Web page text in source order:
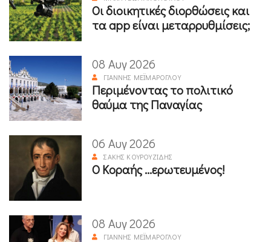
Οι διοικητικές διορθώσεις και
τα app είναι μεταρρυθμίσεις;
08 Αυγ 2026
ΓΙΆΝΝΗΣ ΜΕΪΜΆΡΟΓΛΟΥ
Περιμένοντας το πολιτικό
θαύμα της Παναγίας
06 Αυγ 2026
ΣΆΚΗΣ ΚΟΥΡΟΥΖΊΔΗΣ
Ο Κοραής ...ερωτευμένος!
08 Αυγ 2026
ΓΙΆΝΝΗΣ ΜΕΪΜΆΡΟΓΛΟΥ